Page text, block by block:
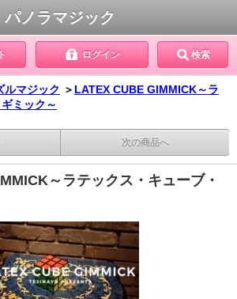
パノラマジック
ログイン 検索
ルマジック ＞ LATEX CUBE GIMMICK～ラ
ミック～
次の商品へ
～ラテックス・キューブ・